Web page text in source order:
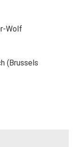
Wolf
(Brussels